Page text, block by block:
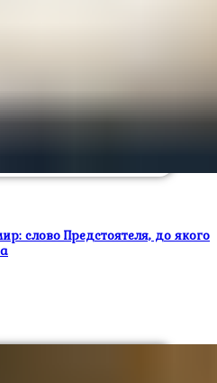
слово Предстоятеля, до якого